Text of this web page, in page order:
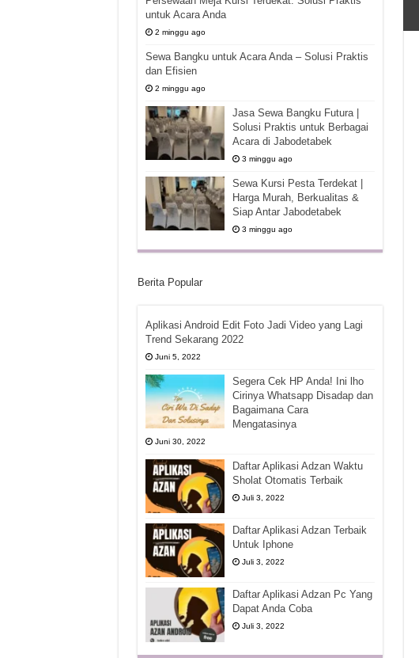
untuk Acara Anda
2 minggu ago
Sewa Bangku untuk Acara Anda – Solusi Praktis
dan Efisien
2 minggu ago
Jasa Sewa Bangku Futura |
Solusi Praktis untuk Berbagai
Acara di Jabodetabek
3 minggu ago
Sewa Kursi Pesta Terdekat |
Harga Murah, Berkualitas &
Siap Antar Jabodetabek
3 minggu ago
Berita Popular
Aplikasi Android Edit Foto Jadi Video yang Lagi
Trend Sekarang 2022
Juni 5, 2022
Segera Cek HP Anda! Ini lho
Cirinya Whatsapp Disadap dan
Bagaimana Cara
Mengatasinya
Juni 30, 2022
Daftar Aplikasi Adzan Waktu
Sholat Otomatis Terbaik
Juli 3, 2022
Daftar Aplikasi Adzan Terbaik
Untuk Iphone
Juli 3, 2022
Daftar Aplikasi Adzan Pc Yang
Dapat Anda Coba
Juli 3, 2022